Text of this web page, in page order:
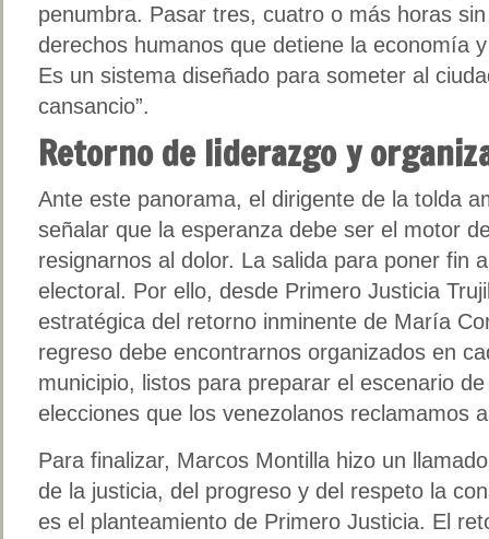
penumbra. Pasar tres, cuatro o más horas
derechos humanos que detiene la economía
Es un sistema diseñado para someter al
cansancio”.
Retorno de liderazgo y
Ante este panorama, el dirigente de la tolda
señalar que la esperanza debe ser el motor
resignarnos al dolor. La salida para poner fin
electoral. Por ello, desde Primero Justicia
estratégica del retorno inminente de María
regreso debe encontrarnos organizados en
municipio, listos para preparar el escenario
elecciones que los venezolanos reclamamos
Para finalizar, Marcos Montilla hizo un
de la justicia, del progreso y del respeto la
es el planteamiento de Primero Justicia. El